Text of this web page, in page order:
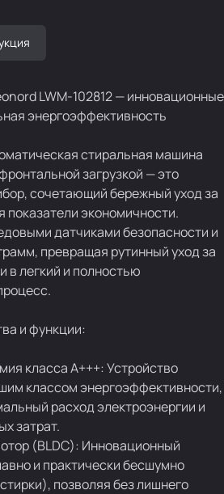
LWM-102812 — инновационные
энергоэффективность
стиральная машина
загрузкой — это
сочетающий бережный уход за
экономичности.
датчиками безопасности и
превращая рутинный уход за
в легкий и полностью
и функции:
класса А+++: Устройство
классом энергоэффективности,
расход электроэнергии и
затрат.
(BLDC): Инновационный
и практически бесшумно
позволяя без лишнего